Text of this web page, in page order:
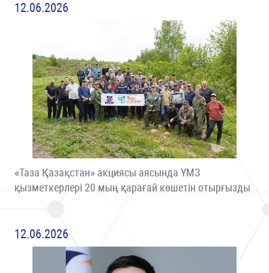
12.06.2026
«Таза Қазақстан» акциясы аясында ҮМЗ
қызметкерлері 20 мың қарағай көшетін отырғызды
12.06.2026